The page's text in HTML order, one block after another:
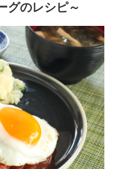
グのレシピ～